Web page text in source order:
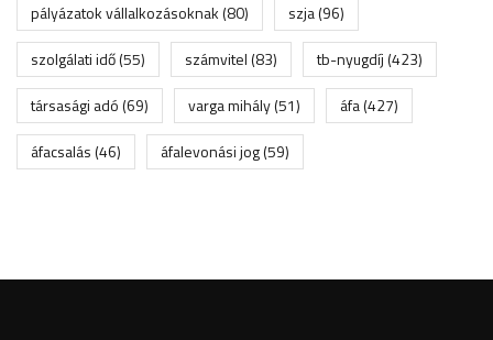
pályázatok vállalkozásoknak(80) szja(96)
szolgálati idő(55) számvitel(83) tb-nyugdíj(423)
társasági adó(69) varga mihály(51) áfa(427)
áfacsalás(46) áfalevonási jog(59)